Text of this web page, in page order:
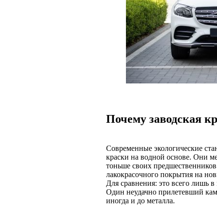
Почему заводская
Современные экологические
краски на водной основе. Они
тоньше своих
лакокрасочного покрытия на
Для сравнения: это всего лишь в
Один неудачно прилетевший
иногда и до металла.